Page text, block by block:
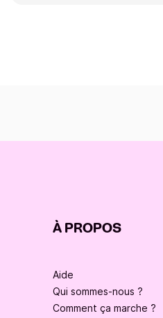
À PROPOS
Aide
Qui sommes-nous ?
Comment ça marche ?